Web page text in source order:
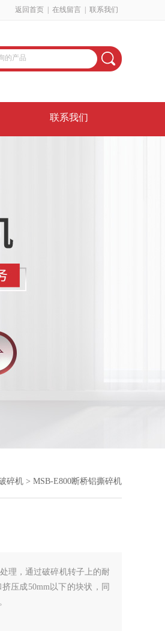
返回首页 在线留言 联系我们
联系我们
碎机 > MSB-E800断桥铝撕碎机
理，通过破碎机转子上的耐
压成50mm以下的块状，同